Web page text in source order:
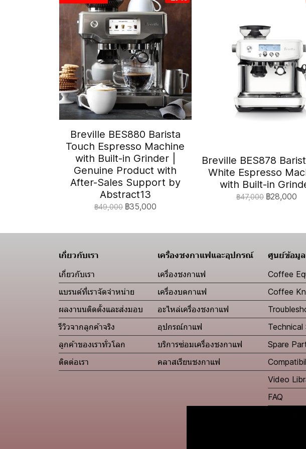
Breville BES880 Barista
Touch Espresso Machine
with Built-in Grinder |
Genuine Product with
After-Sales Support by
Abstract13
฿49,000 ฿35,000
Breville BES878
White Espresso
with Built-in
฿47,000 ฿28,000
เกี่ยวกับเรา
เกี่ยวกับเรา
แบรนด์ที่เราจัดจำหน่าย
ผลงานนติดตั้งและส่งมอบ
รีวิวจากลูกค้าจริง
ลูกค้าของเราทั่วโลก
ติดต่อเรา
เครื่องชงกาแฟและอุปกรณ์
เครื่องชงกาแฟ
เครื่องบดกาแฟ
อะไหล่เครื่องชงกาแฟ
อุปกรณ์กาแฟ
บริการซ่อมเครื่องชงกาแฟ
คลาสเรียนชงกาแฟ
ศูนย์ข้อมูล
​Coffee
Coffee
Technical
Spare
Video
FAQ